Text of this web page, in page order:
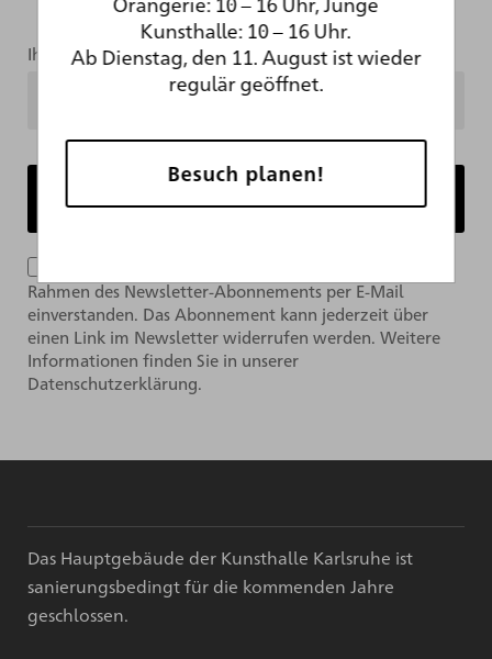
Ihre Mailadresse
Rahmen des Newsletter-Abonnements per E-Mail
einverstanden. Das Abonnement kann jederzeit über
einen Link im Newsletter widerrufen werden. Weitere
Informationen finden Sie in unserer
Datenschutzerklärung.
Das Hauptgebäude der Kunsthalle Karlsruhe ist
sanierungsbedingt für die kommenden Jahre
geschlossen.
Kunsthalle: 10 – 16 Uhr.
Ab Dienstag, den 11. August ist wieder
regulär geöffnet.
Besuch planen!